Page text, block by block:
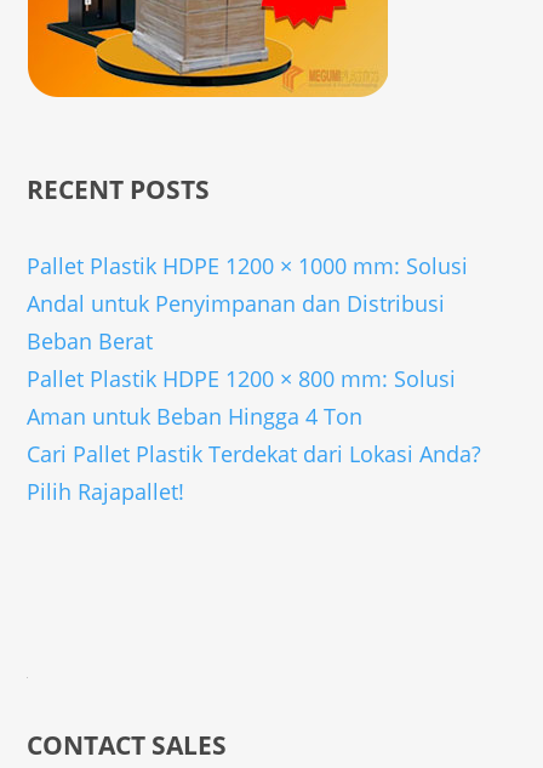
RECENT POSTS
Pallet Plastik HDPE 1200 × 1000 mm: Solusi
Andal untuk Penyimpanan dan Distribusi
Beban Berat
Pallet Plastik HDPE 1200 × 800 mm: Solusi
Aman untuk Beban Hingga 4 Ton
Cari Pallet Plastik Terdekat dari Lokasi Anda?
Pilih Rajapallet!
CONTACT SALES